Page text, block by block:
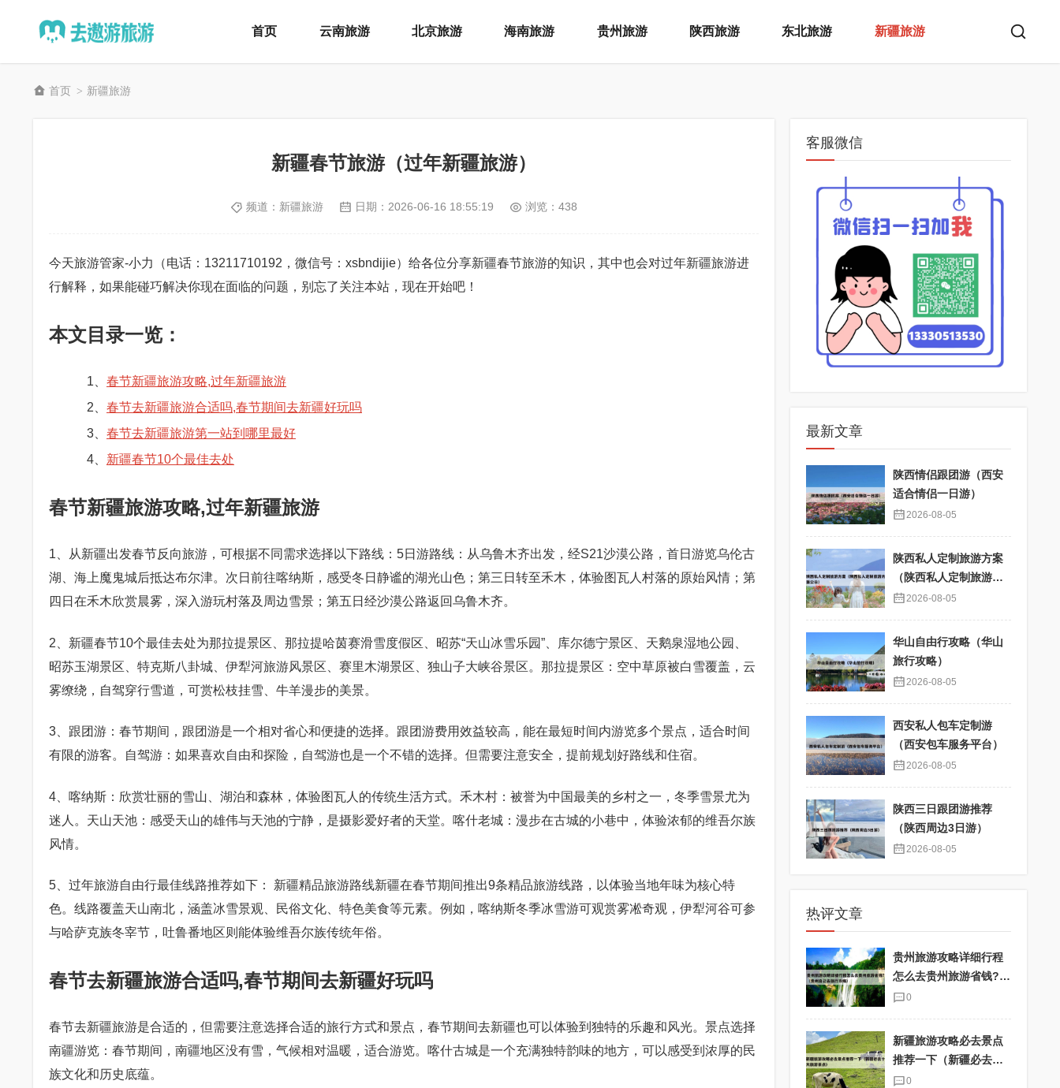
首页 云南旅游 北京旅游 海南旅游 贵州旅游 陕西旅游 东北旅游 新疆旅游
首页 > 新疆旅游
新疆春节旅游（过年新疆旅游）
频道： 新疆旅游 日期： 2026-06-16 18:55:19 浏览：438
今天旅游管家-小力（电话：13211710192，微信号：xsbndijie）给各位分享新疆春节旅游的知识，其中也会对过年新疆旅游进
行解释，如果能碰巧解决你现在面临的问题，别忘了关注本站，现在开始吧！
本文目录一览：
1、 春节新疆旅游攻略,过年新疆旅游
2、 春节去新疆旅游合适吗,春节期间去新疆好玩吗
3、 春节去新疆旅游第一站到哪里最好
4、 新疆春节10个最佳去处
春节新疆旅游攻略,过年新疆旅游
1、从新疆出发春节反向旅游，可根据不同需求选择以下路线：5日游路线：从乌鲁木齐出发，经S21沙漠公路，首日游览乌伦古
湖、海上魔鬼城后抵达布尔津。次日前往喀纳斯，感受冬日静谧的湖光山色；第三日转至禾木，体验图瓦人村落的原始风情；第
四日在禾木欣赏晨雾，深入游玩村落及周边雪景；第五日经沙漠公路返回乌鲁木齐。
2、新疆春节10个最佳去处为那拉提景区、那拉提哈茵赛滑雪度假区、昭苏“天山冰雪乐园”、库尔德宁景区、天鹅泉湿地公园、
昭苏玉湖景区、特克斯八卦城、伊犁河旅游风景区、赛里木湖景区、独山子大峡谷景区。那拉提景区：空中草原被白雪覆盖，云
雾缭绕，自驾穿行雪道，可赏松枝挂雪、牛羊漫步的美景。
3、跟团游：春节期间，跟团游是一个相对省心和便捷的选择。跟团游费用效益较高，能在最短时间内游览多个景点，适合时间
有限的游客。自驾游：如果喜欢自由和探险，自驾游也是一个不错的选择。但需要注意安全，提前规划好路线和住宿。
4、喀纳斯：欣赏壮丽的雪山、湖泊和森林，体验图瓦人的传统生活方式。禾木村：被誉为中国最美的乡村之一，冬季雪景尤为
迷人。天山天池：感受天山的雄伟与天池的宁静，是摄影爱好者的天堂。喀什老城：漫步在古城的小巷中，体验浓郁的维吾尔族
风情。
5、过年旅游自由行最佳线路推荐如下： 新疆精品旅游路线新疆在春节期间推出9条精品旅游线路，以体验当地年味为核心特
色。线路覆盖天山南北，涵盖冰雪景观、民俗文化、特色美食等元素。例如，喀纳斯冬季冰雪游可观赏雾凇奇观，伊犁河谷可参
与哈萨克族冬宰节，吐鲁番地区则能体验维吾尔族传统年俗。
春节去新疆旅游合适吗,春节期间去新疆好玩吗
春节去新疆旅游是合适的，但需要注意选择合适的旅行方式和景点，春节期间去新疆也可以体验到独特的乐趣和风光。景点选择
南疆游览：春节期间，南疆地区没有雪，气候相对温暖，适合游览。喀什古城是一个充满独特韵味的地方，可以感受到浓厚的民
族文化和历史底蕴。
客服微信
最新文章
陕西情侣跟团游（西安
适合情侣一日游）
2026-08-05
陕西私人定制旅游方案
（陕西私人定制旅游方
案公示）
2026-08-05
华山自由行攻略（华山
旅行攻略）
2026-08-05
西安私人包车定制游
（西安包车服务平台）
2026-08-05
陕西三日跟团游推荐
（陕西周边3日游）
2026-08-05
热评文章
贵州旅游攻略详细行程
怎么去贵州旅游省钱?
（贵州自己去旅行攻
0
新疆旅游攻略必去景点
推荐一下（新疆必去十
大旅游景点）
0